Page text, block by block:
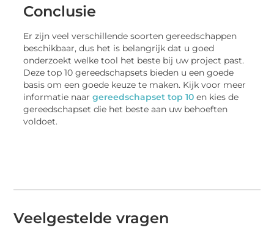
Conclusie
Er zijn veel verschillende soorten gereedschappen
beschikbaar, dus het is belangrijk dat u goed
onderzoekt welke tool het beste bij uw project past.
Deze top 10 gereedschapsets bieden u een goede
basis om een goede keuze te maken. Kijk voor meer
informatie naargereedschapset top 10 en kies de
gereedschapset die het beste aan uw behoeften
voldoet.
Veelgestelde vragen